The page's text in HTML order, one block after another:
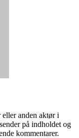
anden aktør i
på indholdet og
kommentarer.